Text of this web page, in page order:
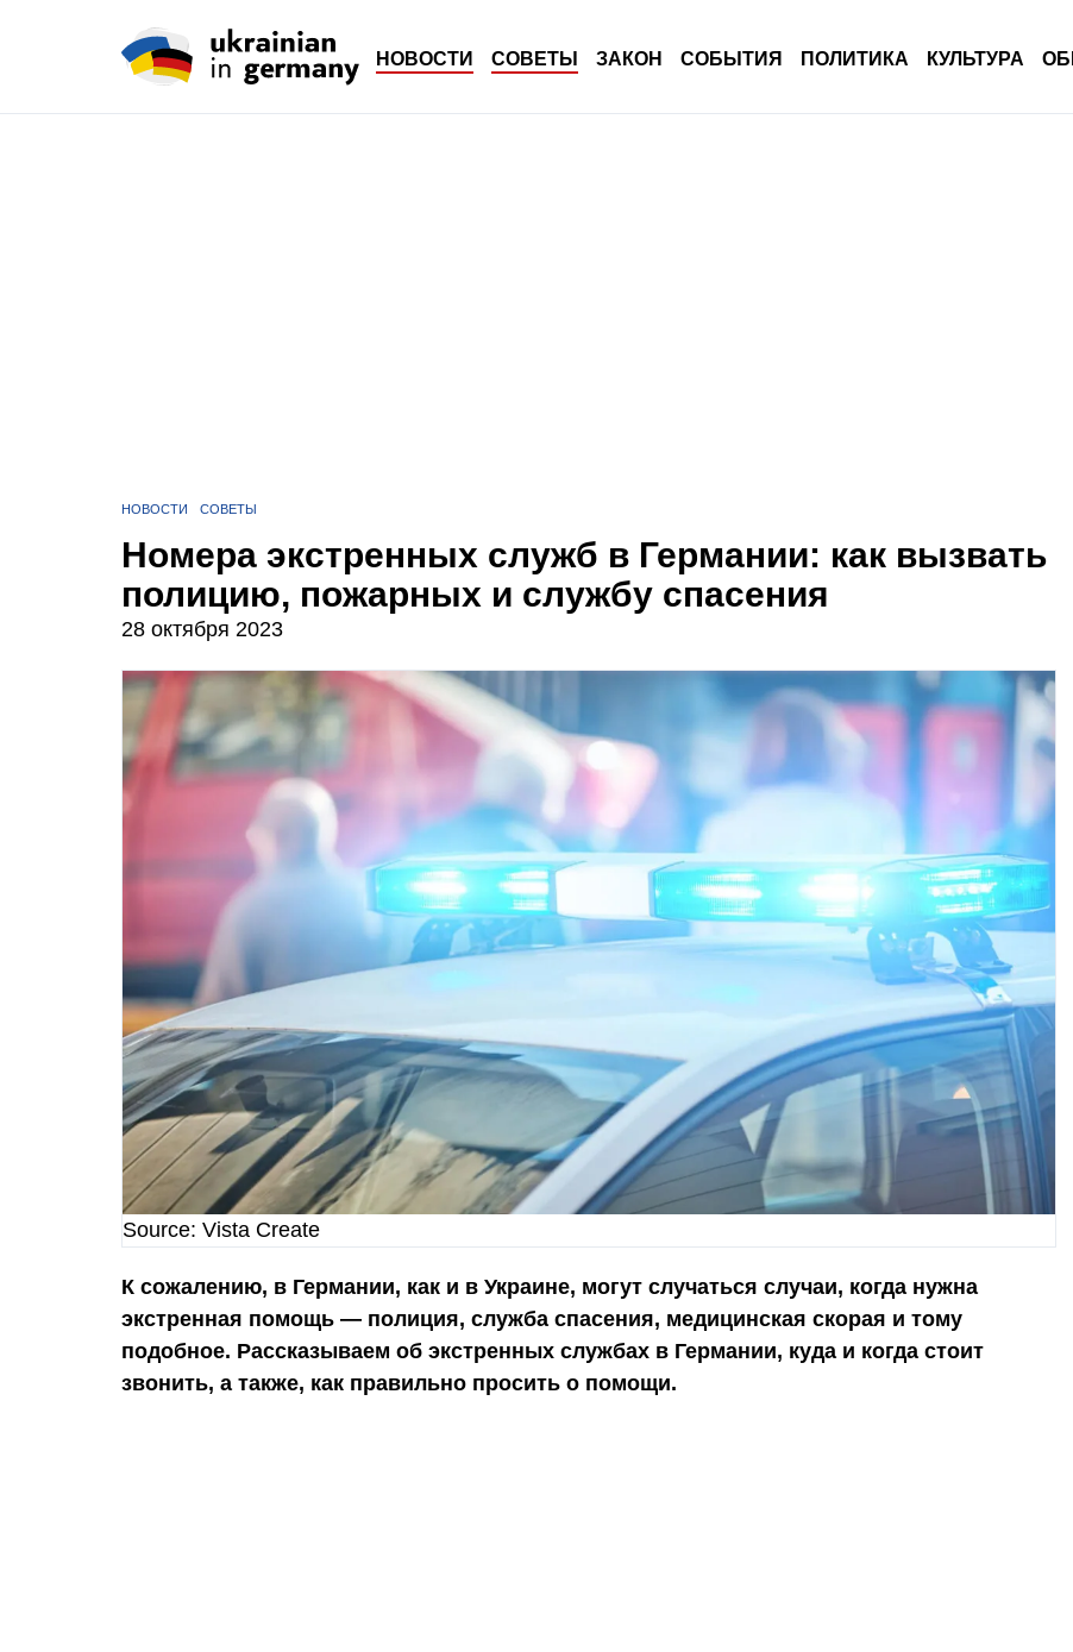
НОВОСТИ СОВЕТЫ ЗАКОН СОБЫТИЯ ПОЛИТИКА КУЛЬТУРА
НОВОСТИ СОВЕТЫ
Номера экстренных служб в Германии: как вызвать
полицию, пожарных и службу спасения
28 октября 2023
Source: Vista Create
К сожалению, в Германии, как и в Украине, могут случаться случаи, когда нужна
экстренная помощь — полиция, служба спасения, медицинская скорая и тому
подобное. Рассказываем об экстренных службах в Германии, куда и когда стоит
звонить, а также, как правильно просить о помощи.